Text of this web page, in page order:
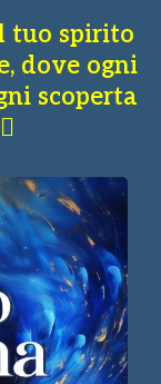
tuo spirito
dove ogni
scoperta